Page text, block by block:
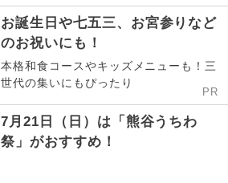
お誕生日や七五三、お宮参りなど
のお祝いにも！
本格和食コースやキッズメニューも！三
世代の集いにもぴったり
PR
7月21日（日）は「熊谷うちわ
祭」がおすすめ！